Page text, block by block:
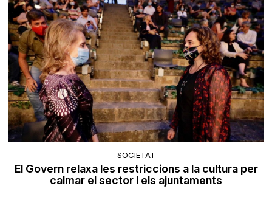
SOCIETAT
El Govern relaxa les restriccions a la cultura per
calmar el sector i els ajuntaments